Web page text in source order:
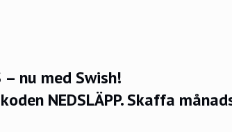
nu med Swish!
NEDSLÄPP.Skaffa